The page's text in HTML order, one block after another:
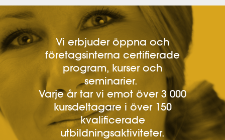
Vi erbjuder öppna och
företagsinterna certifierade
program, kurser och
seminarier.
Varje år tar vi emot över 3 000
kursdeltagare i över 150
kvalificerade
utbildningsaktiviteter.